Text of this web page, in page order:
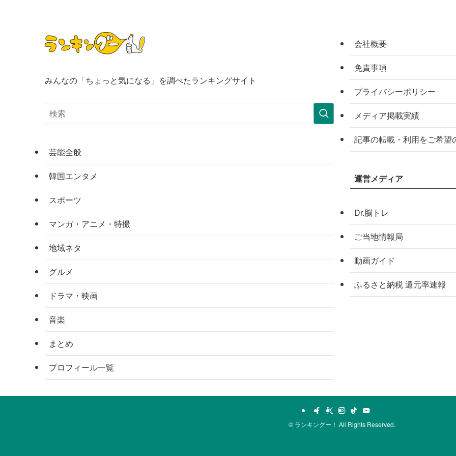
みんなの「ちょっと気になる」を調べたランキングサイト
芸能全般
韓国エンタメ
スポーツ
マンガ・アニメ・特撮
地域ネタ
グルメ
ドラマ・映画
音楽
まとめ
プロフィール一覧
会社概要
免責事項
プライバシーポリシー
メディア掲載実績
記事の転載・利用をご希望
運営メディア
Dr.脳トレ
ご当地情報局
動画ガイド
ふるさと納税 還元率速報
© ランキングー！ All Rights Reserved.